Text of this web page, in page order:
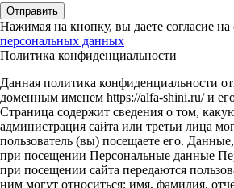
Отправить
Нажимая на кнопку, вы даете согласие на
персональных данных
Политика конфиденциальности
Данная политика конфиденциальности
доменным именем https://alfa-shini.ru/ и
Страница содержит сведения о том,
администрация сайта или третьи лица
пользователь (вы) посещаете его.
при посещении Персональные данные
при посещении сайта передаются
ним могут относиться: имя, фамилия,